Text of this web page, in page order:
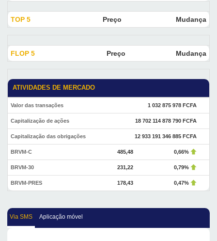
TOP 5 Preço Mudança
FLOP 5 Preço Mudança
ATIVIDADES DE MERCADO
Valor das transações 1 032 875 978 FCFA
Capitalização de ações 18 702 114 878 790 FCFA
Capitalização das obrigações 12 933 191 346 885 FCFA
BRVM-C 485,48 0,66%
BRVM-30 231,22 0,79%
BRVM-PRES 178,43 0,47%
Via SMS Aplicação móvel